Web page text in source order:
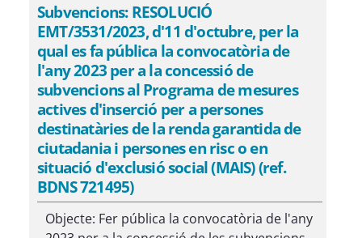
Subvencions: RESOLUCIÓ
EMT/3531/2023, d'11 d'octubre, per la
qual es fa pública la convocatòria de
l'any 2023 per a la concessió de
subvencions al Programa de mesures
actives d'inserció per a persones
destinatàries de la renda garantida de
ciutadania i persones en risc o en
situació d'exclusió social (MAIS) (ref.
BDNS 721495)
Objecte: Fer pública la convocatòria de l'any